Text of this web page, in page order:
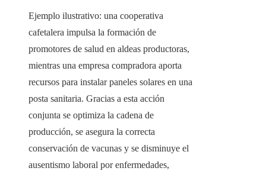
Ejemplo ilustrativo: una cooperativa
cafetalera impulsa la formación de
promotores de salud en aldeas productoras,
mientras una empresa compradora aporta
recursos para instalar paneles solares en una
posta sanitaria. Gracias a esta acción
conjunta se optimiza la cadena de
producción, se asegura la correcta
conservación de vacunas y se disminuye el
ausentismo laboral por enfermedades,